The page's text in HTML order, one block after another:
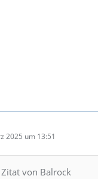
2025 um 13:51
Zitat von Balrock